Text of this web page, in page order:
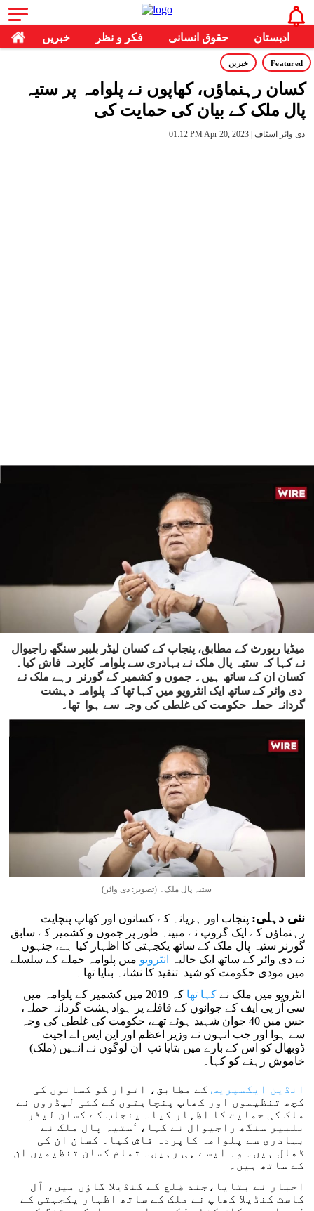
خبریں فکر و نظر حقوق انسانی ادبستان
Featured خبریں
کسان رہنماؤں، کھاپوں نے پلوامہ پر ستیہ
پال ملک کے بیان کی حمایت کی
01:12 PM Apr 20, 2023 | دی وائر اسٹاف
میڈیا رپورٹ کے مطابق، پنجاب کے کسان لیڈر بلبیر سنگھ راجیوال
نے کہا کہ ستیہ پال ملک نے بہادری سے پلوامہ کاپردہ فاش کیا۔
کسان ان کے ساتھ ہیں۔ جموں و کشمیر کے گورنر رہے ملک نے
دی وائر کے ساتھ ایک انٹرویو میں کہا تھا کہ پلوامہ دہشت
گردانہ حملہ حکومت کی غلطی کی وجہ سے ہوا تھا۔
ستیہ پال ملک۔ (تصویر: دی وائر)
نئی دہلی: پنجاب اور ہریانہ کے کسانوں اور کھاپ پنچایت
رہنماؤں کے ایک گروپ نے مبینہ طور پر جموں و کشمیر کے سابق
گورنر ستیہ پال ملک کے ساتھ یکجہتی کا اظہار کیا ہے، جنہوں
نے دی وائر کے ساتھ ایک حالیہ
انٹرویو میں پلوامہ حملے کے سلسلے
میں مودی حکومت کو شید تنقید کا نشانہ بنایا تھا۔
انٹرویو میں ملک نےکہا تھا
کہ 2019 میں کشمیر کے پلوامہ میں
سی آر پی ایف کے جوانوں کے قافلے پر ہوادہشت گردانہ حملہ،
جس میں 40 جوان شہید ہوئے تھے، حکومت کی غلطی کی وجہ
سے ہوا اور جب انہوں نے وزیر اعظم اور این ایس اے اجیت
ڈوبھال کو اس کے بارے میں بتایا تب ان لوگوں نے انہیں (ملک)
خاموش رہنے کو کہا۔
انڈین ایکسپریس کے مطابق، اتوار کو کسانوں کی
کچھ تنظیموں اور کھاپ پنچایتوں کے کئی لیڈروں نے
ملک کی حمایت کا اظہار کیا۔ پنجاب کے کسان لیڈر
بلبیر سنگھ راجیوال نے کہا، ‘ستیہ پال ملک نے
بہادری سے پلوامہ کاپردہ فاش کیا۔ کسان ان کی
ڈھال ہیں۔ وہ ایسے ہی رہیں۔ تمام کسان تنظیمیں ان
کے ساتھ ہیں۔
اخبار نے بتایا،جند ضلع کے کنڈیلا گاؤں میں، آل
کاسٹ کنڈیلا کھاپ نے ملک کے ساتھ اظہار یکجہتی کے